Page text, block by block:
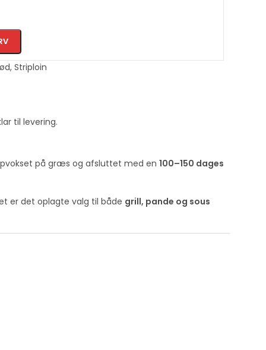
, Striploin
til levering.
på græs og afsluttet med en 100–150 dages
er det oplagte valg til både grill, pande og sous